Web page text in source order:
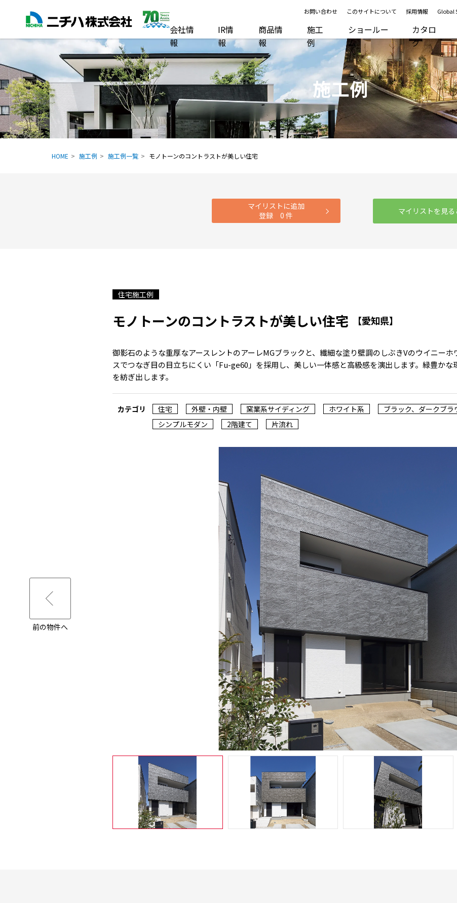
お問い合わせ このサイトについて 採用情報 Global
会社情
報
IR情
報
商品情
報
施工
例
ショールー
ム
カタロ
グ
施工例
HOME 施工例 施工例一覧 モノトーンのコントラストが美しい住宅
マイリストに追加
登録0 件 マイリストを見
住宅施工例
モノトーンのコントラストが美しい住宅 【愛知県】
御影石のような重厚なアースレントのアーレMGブラックと、繊細な塗り壁調のしぶきVのウイニー
スでつなぎ目の目立ちにくい「Fu-ge60」を採用し、美しい一体感と高級感を演出します。緑豊かな
を紡ぎ出します。
カテゴリ 住宅 外壁・内壁 窯業系サイディング ホワイト系 ブラック、ダークブラ
シンプルモダン
2階建て 片流れ
前の物件へ